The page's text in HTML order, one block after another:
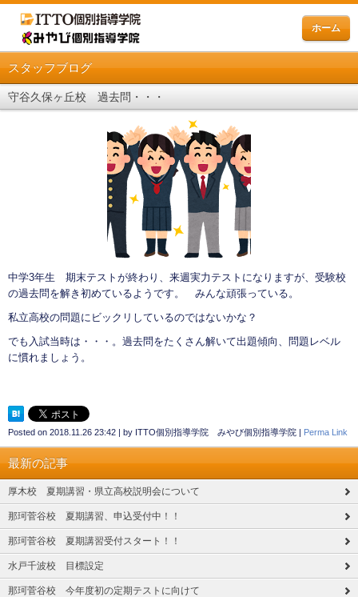
ホーム
スタッフブログ
守谷久保ヶ丘校 過去問・・・
中学3年生 期末テストが終わり、来週実力テストになりますが、受験校
の過去問を解き初めているようです。 みんな頑張っている。
私立高校の問題にビックリしているのではないかな？
でも入試当時は・・・。過去問をたくさん解いて出題傾向、問題レベル
に慣れましょう。
Posted on 2018.11.26 23:42 | by ITTO個別指導学院 みやび個別指導学院 | Perma Link
最新の記事
厚木校 夏期講習・県立高校説明会について
那珂菅谷校 夏期講習、申込受付中！！
那珂菅谷校 夏期講習受付スタート！！
水戸千波校 目標設定
那珂菅谷校 今年度初の定期テストに向けて